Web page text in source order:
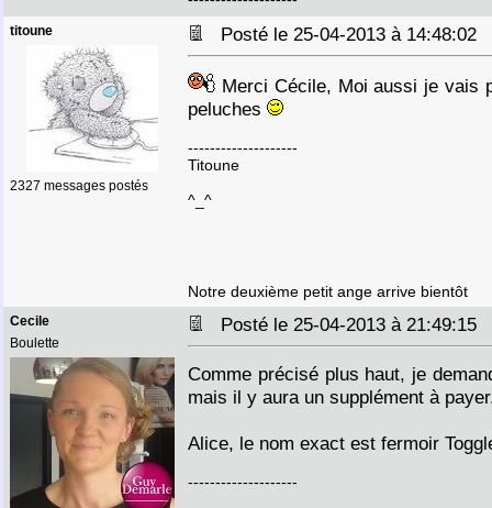
titoune
2327 messages postés
Posté le 25-04-2013 à 14:48:02
Merci Cécile, Moi aussi je vais
peluches
--------------------
Titoune
^_^
Notre deuxième petit ange arrive bientôt
Cecile
Boulette
Posté le 25-04-2013 à 21:49:15
Comme précisé plus haut, je
mais il y aura un supplément à
Alice, le nom exact est fermoir
--------------------